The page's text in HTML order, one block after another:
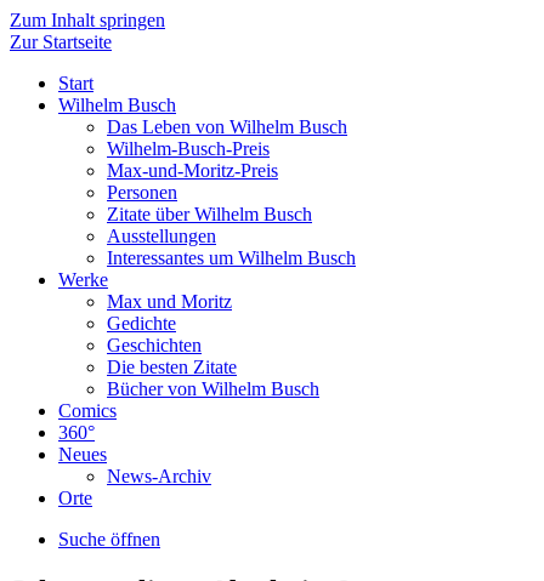
Zum Inhalt springen
Zur Startseite
Start
Wilhelm Busch
Das Leben von Wilhelm Busch
Wilhelm-Busch-Preis
Max-und-Moritz-Preis
Personen
Zitate über Wilhelm Busch
Ausstellungen
Interessantes um Wilhelm Busch
Werke
Max und Moritz
Gedichte
Geschichten
Die besten Zitate
Bücher von Wilhelm Busch
Comics
360°
Neues
News-Archiv
Orte
Suche öffnen